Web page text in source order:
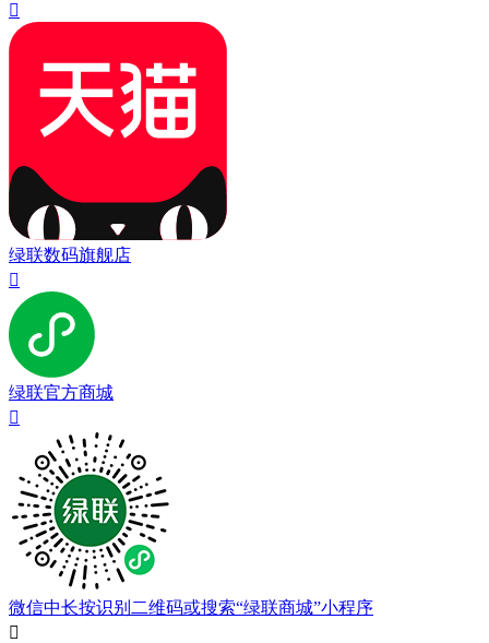

绿联数码旗舰店

绿联官方商城

微信中长按识别二维码或搜索“绿联商城”小程序
